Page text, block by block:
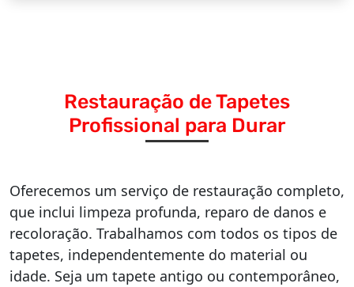
Restauração de Tapetes
Profissional para Durar
Oferecemos um serviço de restauração completo,
que inclui limpeza profunda, reparo de danos e
recoloração. Trabalhamos com todos os tipos de
tapetes, independentemente do material ou
idade. Seja um tapete antigo ou contemporâneo,